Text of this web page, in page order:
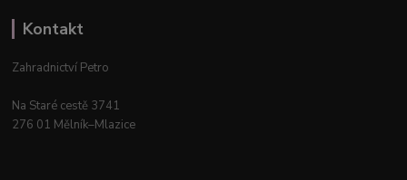
Kontakt
Zahradnictví Petro
Na Staré cestě 3741
276 01 Mělník–Mlazice